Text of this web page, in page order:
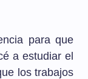
para que
a estudiar el
los trabajos